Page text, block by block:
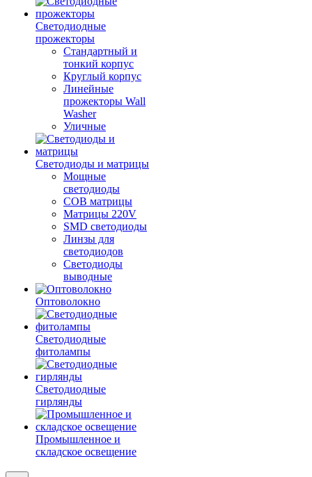
Светодиодные
прожекторы
Стандартный и
тонкий корпус
Круглый корпус
Линейные
прожекторы Wall
Washer
Уличные
Светодиоды и матрицы
Мощные
светодиоды
COB матрицы
Матрицы 220V
SMD светодиоды
Линзы для
светодиодов
Светодиоды
выводные
Оптоволокно
Светодиодные
фитолампы
Светодиодные
гирлянды
Промышленное и
складское освещение